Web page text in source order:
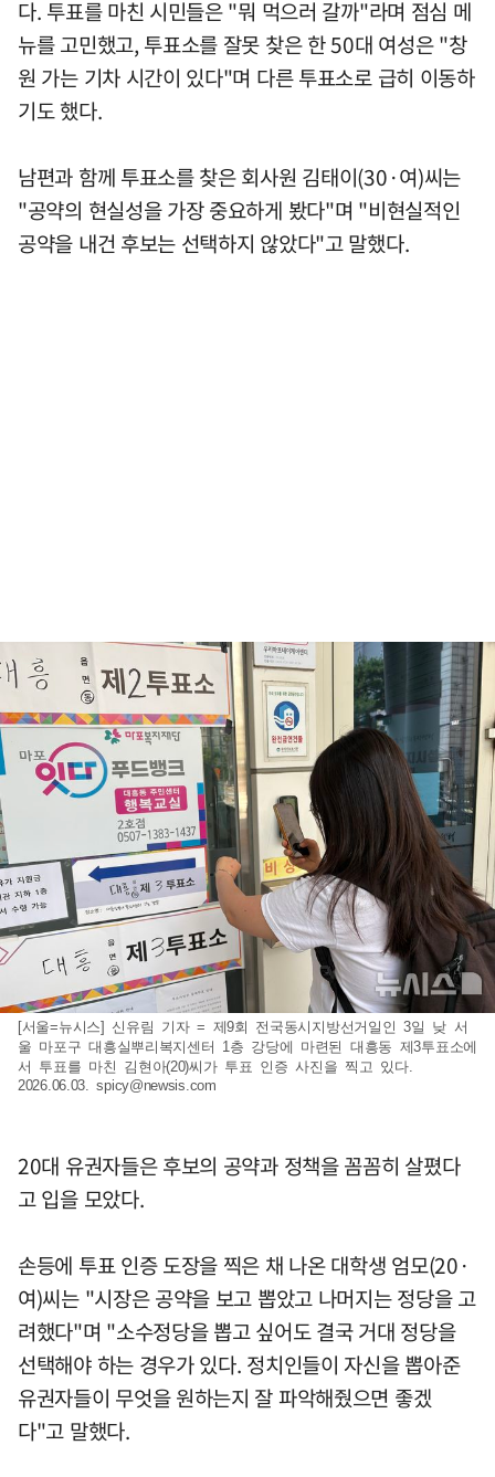
다. 투표를 마친 시민들은 "뭐 먹으러 갈까"라며 점심 메
뉴를 고민했고, 투표소를 잘못 찾은 한 50대 여성은 "창
원 가는 기차 시간이 있다"며 다른 투표소로 급히 이동하
기도 했다.
남편과 함께 투표소를 찾은 회사원 김태이(30·여)씨는
"공약의 현실성을 가장 중요하게 봤다"며 "비현실적인
공약을 내건 후보는 선택하지 않았다"고 말했다.
[서울=뉴시스] 신유림 기자 = 제9회 전국동시지방선거일인 3일 낮 서
울 마포구 대흥실뿌리복지센터 1층 강당에 마련된 대흥동 제3투표소에
서 투표를 마친 김현아(20)씨가 투표 인증 사진을 찍고 있다.
2026.06.03.spicy@newsis.com
20대 유권자들은 후보의 공약과 정책을 꼼꼼히 살폈다
고 입을 모았다.
손등에 투표 인증 도장을 찍은 채 나온 대학생 엄모(20·
여)씨는 "시장은 공약을 보고 뽑았고 나머지는 정당을 고
려했다"며 "소수정당을 뽑고 싶어도 결국 거대 정당을
선택해야 하는 경우가 있다. 정치인들이 자신을 뽑아준
유권자들이 무엇을 원하는지 잘 파악해줬으면 좋겠
다"고 말했다.